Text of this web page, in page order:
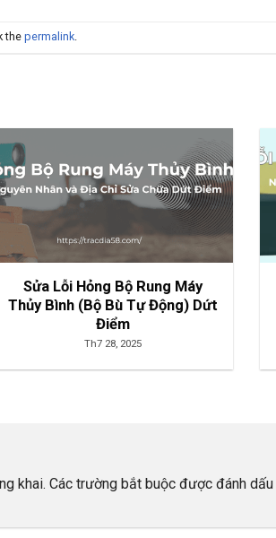
the permalink.
Sửa Lỗi Hỏng Bộ Rung Máy
Thủy Bình (Bộ Bù Tự Động) Dứt
Điểm
Th7 28, 2025
khai. Các trường bắt buộc được đánh dấu